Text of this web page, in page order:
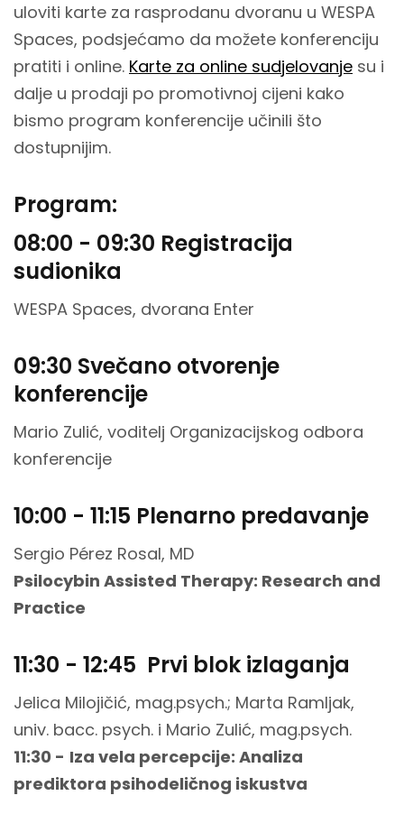
uloviti karte za rasprodanu dvoranu u WESPA
Spaces, podsjećamo da možete konferenciju
pratiti i online. Karte za online sudjelovanje su i
dalje u prodaji po promotivnoj cijeni kako
bismo program konferencije učinili što
dostupnijim.
Program:
08:00 - 09:30 Registracija
sudionika
WESPA Spaces, dvorana Enter
09:30 Svečano otvorenje
konferencije
Mario Zulić, voditelj Organizacijskog odbora
konferencije
10:00 - 11:15 Plenarno predavanje
Sergio Pérez Rosal, MD
Psilocybin Assisted Therapy: Research and
Practice
11:30 - 12:45 Prvi blok izlaganja
Jelica Milojičić, mag.psych.; Marta Ramljak,
univ. bacc. psych. i Mario Zulić, mag.psych.
11:30 - Iza vela percepcije: Analiza
prediktora psihodeličnog iskustva